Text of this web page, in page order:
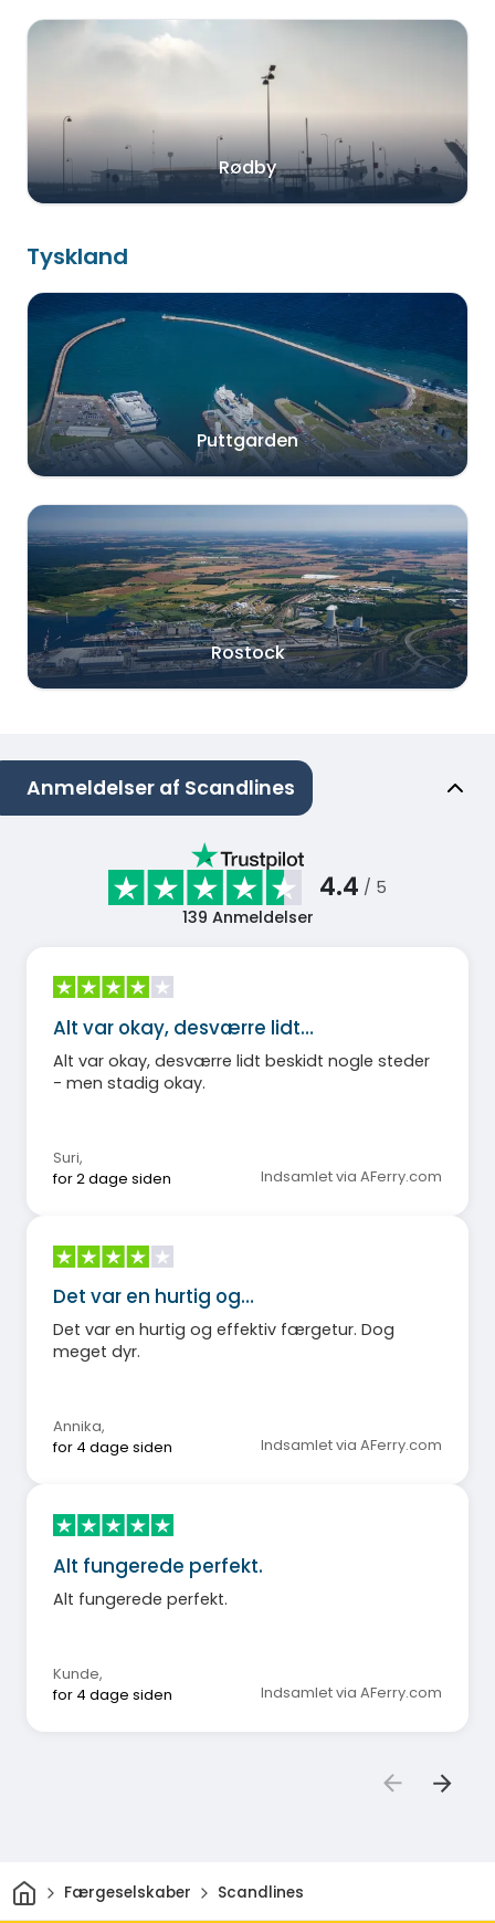
Rødby
Tyskland
Puttgarden
Rostock
Anmeldelser af Scandlines
4.4 / 5
139 Anmeldelser
Alt var okay, desværre lidt…
Alt var okay, desværre lidt beskidt nogle steder
- men stadig okay.
Suri,
for 2 dage siden
Indsamlet via AFerry.com
Det var en hurtig og…
Det var en hurtig og effektiv færgetur. Dog
meget dyr.
Annika,
for 4 dage siden
Indsamlet via AFerry.com
Alt fungerede perfekt.
Alt fungerede perfekt.
Kunde,
for 4 dage siden
Indsamlet via AFerry.com
HjemFærgeselskaber Scandlines